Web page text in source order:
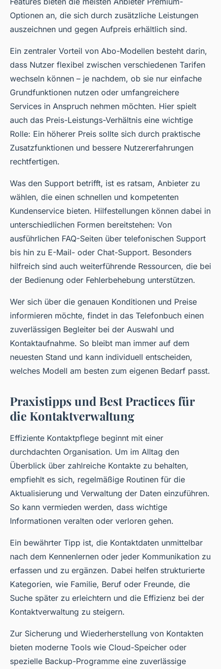
Optionen an, die sich durch zusätzliche Leistungen
auszeichnen und gegen Aufpreis erhältlich sind.
Ein zentraler Vorteil von Abo-Modellen besteht darin,
dass Nutzer flexibel zwischen verschiedenen Tarifen
wechseln können – je nachdem, ob sie nur einfache
Grundfunktionen nutzen oder umfangreichere
Services in Anspruch nehmen möchten. Hier spielt
auch das Preis-Leistungs-Verhältnis eine wichtige
Rolle: Ein höherer Preis sollte sich durch praktische
Zusatzfunktionen und bessere Nutzererfahrungen
rechtfertigen.
Was den Support betrifft, ist es ratsam, Anbieter zu
wählen, die einen schnellen und kompetenten
Kundenservice bieten. Hilfestellungen können dabei in
unterschiedlichen Formen bereitstehen: Von
ausführlichen FAQ-Seiten über telefonischen Support
bis hin zu E-Mail- oder Chat-Support. Besonders
hilfreich sind auch weiterführende Ressourcen, die bei
der Bedienung oder Fehlerbehebung unterstützen.
Wer sich über die genauen Konditionen und Preise
informieren möchte, findet in das Telefonbuch einen
zuverlässigen Begleiter bei der Auswahl und
Kontaktaufnahme. So bleibt man immer auf dem
neuesten Stand und kann individuell entscheiden,
welches Modell am besten zum eigenen Bedarf passt.
Praxistipps und Best Practices für
die Kontaktverwaltung
Effiziente Kontaktpflege beginnt mit einer
durchdachten Organisation. Um im Alltag den
Überblick über zahlreiche Kontakte zu behalten,
empfiehlt es sich, regelmäßige Routinen für die
Aktualisierung und Verwaltung der Daten einzuführen.
So kann vermieden werden, dass wichtige
Informationen veralten oder verloren gehen.
Ein bewährter Tipp ist, die Kontaktdaten unmittelbar
nach dem Kennenlernen oder jeder Kommunikation zu
erfassen und zu ergänzen. Dabei helfen strukturierte
Kategorien, wie Familie, Beruf oder Freunde, die
Suche später zu erleichtern und die Effizienz bei der
Kontaktverwaltung zu steigern.
Zur Sicherung und Wiederherstellung von Kontakten
bieten moderne Tools wie Cloud-Speicher oder
spezielle Backup-Programme eine zuverlässige